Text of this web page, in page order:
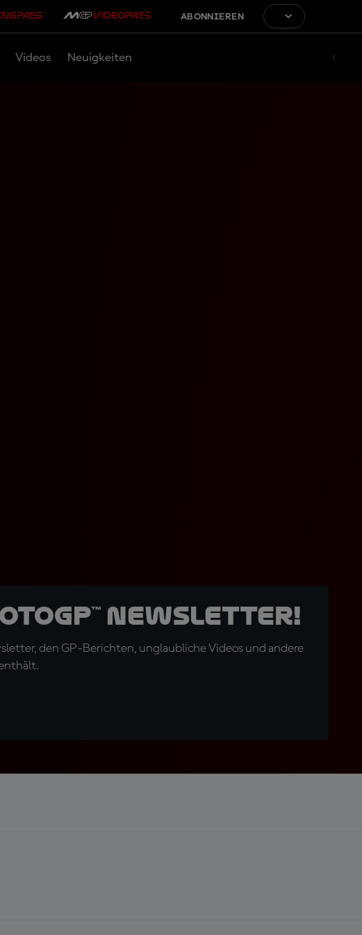
ABONNIEREN
Videos Neuigkeiten
Newsletter!
den GP-Berichten, unglaubliche Videos und andere